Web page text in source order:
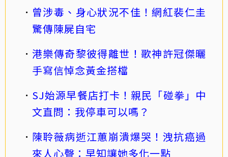
曾涉毒、身心狀況不佳！網紅裴仁圭
驚傳陳屍自宅
港樂傳奇黎彼得離世！歌神許冠傑曬
手寫信悼念黃金搭檔
SJ始源早餐店打卡！親民「碰拳」中
文直問：我停車可以嗎？
陳聆薇病逝江蕙崩潰爆哭！洩抗癌過
來人心聲：早知讓她多化一點